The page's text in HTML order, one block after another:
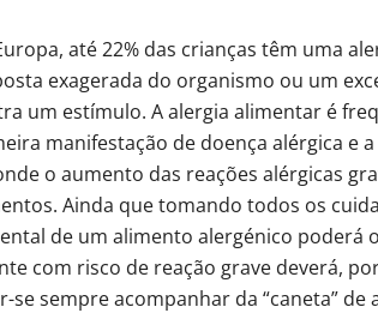
até 22% das crianças têm uma
exagerada do organismo ou um
um estímulo. A alergia alimentar é
manifestação de doença alérgica e
o aumento das reações alérgicas
Ainda que tomando todos os
de um alimento alergénico poderá
com risco de reação grave deverá,
se sempre acompanhar da “caneta” de